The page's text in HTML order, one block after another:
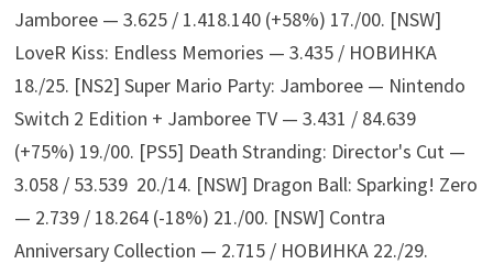
Jamboree — 3.625 / 1.418.140 (+58%) 17./00. [NSW]
LoveR Kiss: Endless Memories — 3.435 / НОВИНКА
18./25. [NS2] Super Mario Party: Jamboree — Nintendo
Switch 2 Edition + Jamboree TV — 3.431 / 84.639
(+75%) 19./00. [PS5] Death Stranding: Director's Cut —
3.058 / 53.539 20./14. [NSW] Dragon Ball: Sparking! Zero
— 2.739 / 18.264 (-18%) 21./00. [NSW] Contra
Anniversary Collection — 2.715 / НОВИНКА 22./29.